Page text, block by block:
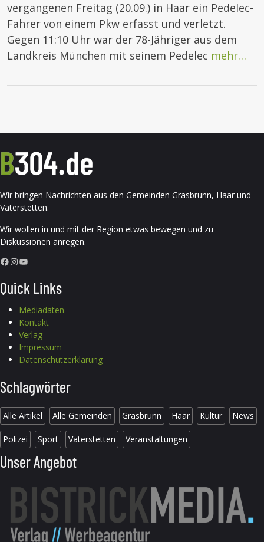
vergangenen Freitag (20.09.) in Haar ein Pedelec-
Fahrer von einem Pkw erfasst und verletzt.
Gegen 11:10 Uhr war der 78-Jähriger aus dem
Landkreis München mit seinem Pedelec mehr…
Wir bringen Nachrichten aus den Gemeinden Grasbrunn, Haar und
Vaterstetten.
Wir wollen in und mit der Region etwas bewegen und zu
Diskussionen anregen.
Facebook InstagramYouTube
Quick Links
Mediadaten
Kontakt
Verlag
Impressum
Datenschutzerklärung
Schlagwörter
Alle Artikel Alle Gemeinden Grasbrunn Haar Kultur News
Polizei Sport Vaterstetten Veranstaltungen
Unser Angebot